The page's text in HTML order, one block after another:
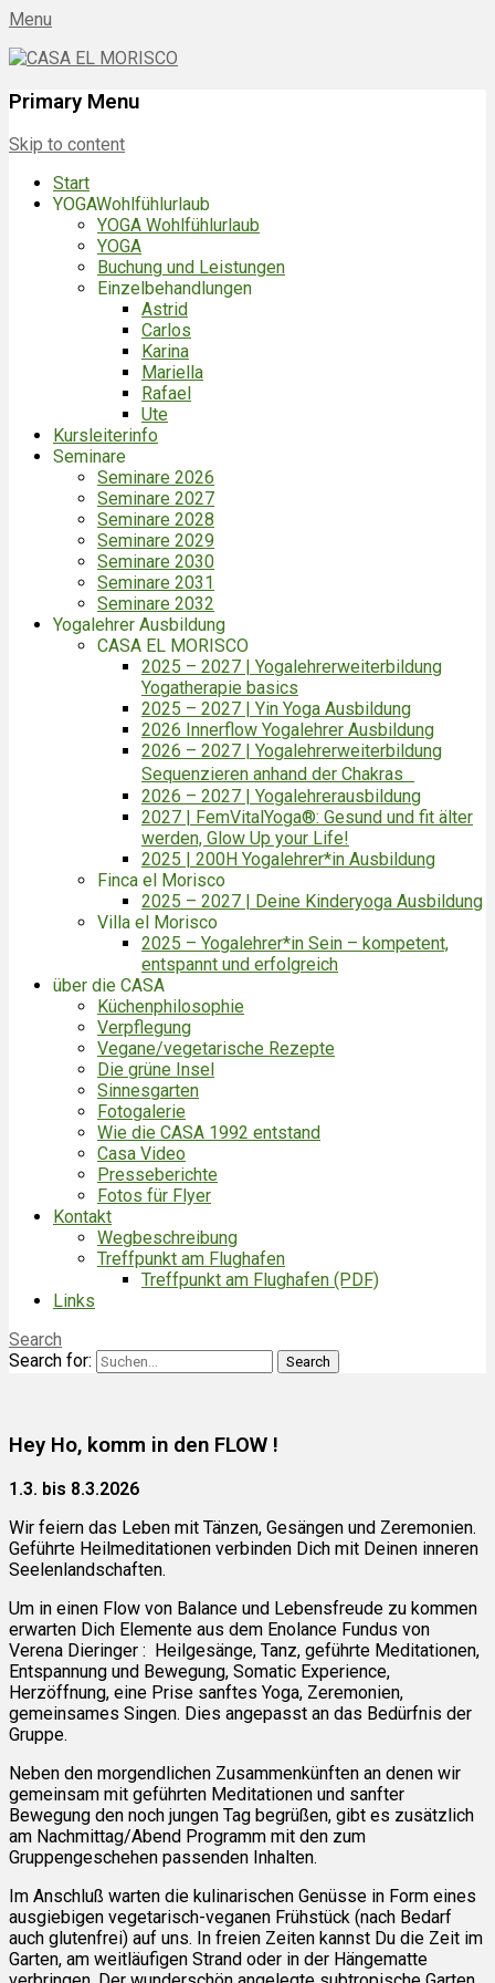
Menu
CASA EL MORISCO
Primary Menu
Skip to content
Start
YOGAWohlfühlurlaub
YOGA Wohlfühlurlaub
YOGA
Buchung und Leistungen
Einzelbehandlungen
Astrid
Carlos
Karina
Mariella
Rafael
Ute
Kursleiterinfo
Seminare
Seminare 2026
Seminare 2027
Seminare 2028
Seminare 2029
Seminare 2030
Seminare 2031
Seminare 2032
Yogalehrer Ausbildung
CASA EL MORISCO
2025 – 2027 | Yogalehrerweiterbildung
Yogatherapie basics
2025 – 2027 | Yin Yoga Ausbildung
2026 Innerflow Yogalehrer Ausbildung
2026 – 2027 | Yogalehrerweiterbildung
Sequenzieren anhand der Chakras
2026 – 2027 | Yogalehrerausbildung
2027 | FemVitalYoga®: Gesund und fit älter
werden, Glow Up your Life!
2025 | 200H Yogalehrer*in Ausbildung
Finca el Morisco
2025 – 2027 | Deine Kinderyoga Ausbildung
Villa el Morisco
2025 – Yogalehrer*in Sein – kompetent,
entspannt und erfolgreich
über die CASA
Küchenphilosophie
Verpflegung
Vegane/vegetarische Rezepte
Die grüne Insel
Sinnesgarten
Fotogalerie
Wie die CASA 1992 entstand
Casa Video
Presseberichte
Fotos für Flyer
Kontakt
Wegbeschreibung
Treffpunkt am Flughafen
Treffpunkt am Flughafen (PDF)
Links
Search
Search for:
Hey Ho, komm in den FLOW !
1.3. bis 8.3.2026
Wir feiern das Leben mit Tänzen, Gesängen und Zeremonien.
Geführte Heilmeditationen verbinden Dich mit Deinen inneren
Seelenlandschaften.
Um in einen Flow von Balance und Lebensfreude zu kommen
erwarten Dich Elemente aus dem Enolance Fundus von
Verena Dieringer : Heilgesänge, Tanz, geführte Meditationen,
Entspannung und Bewegung, Somatic Experience,
Herzöffnung, eine Prise sanftes Yoga, Zeremonien,
gemeinsames Singen. Dies angepasst an das Bedürfnis der
Gruppe.
Neben den morgendlichen Zusammenkünften an denen wir
gemeinsam mit geführten Meditationen und sanfter
Bewegung den noch jungen Tag begrüßen, gibt es zusätzlich
am Nachmittag/Abend Programm mit den zum
Gruppengeschehen passenden Inhalten.
Im Anschluß warten die kulinarischen Genüsse in Form eines
ausgiebigen vegetarisch-veganen Frühstück (nach Bedarf
auch glutenfrei) auf uns. In freien Zeiten kannst Du die Zeit im
Garten, am weitläufigen Strand oder in der Hängematte